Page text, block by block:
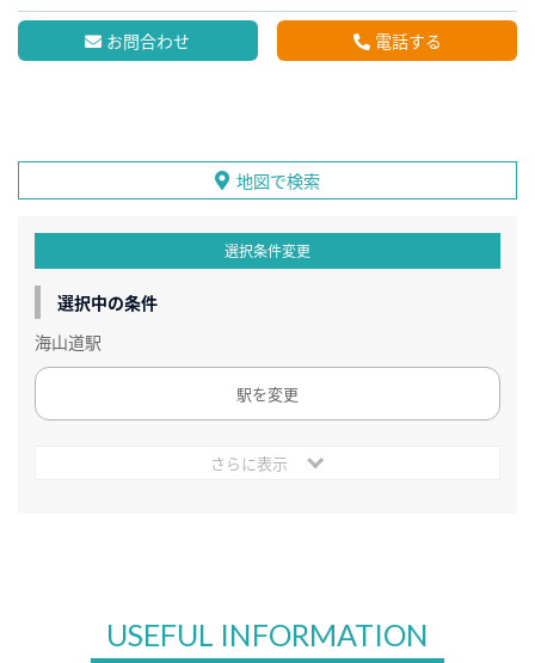
お問合わせ 電話する
地図で検索
選択条件変更
選択中の条件
海山道駅
駅を変更
さらに表示
USEFUL INFORMATION